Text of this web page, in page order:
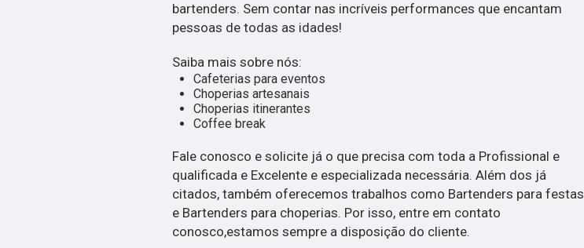
bartenders. Sem contar nas incríveis performances que encantam
pessoas de todas as idades!
Saiba mais sobre nós:
Cafeterias para eventos
Choperias artesanais
Choperias itinerantes
Coffee break
Fale conosco e solicite já o que precisa com toda a Profissional e
qualificada e Excelente e especializada necessária. Além dos já
citados, também oferecemos trabalhos como Bartenders para festas
e Bartenders para choperias. Por isso, entre em contato
conosco,estamos sempre a disposição do cliente.